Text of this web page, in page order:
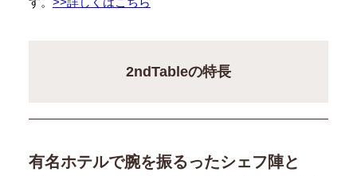
2ndTableの特長
有名ホテルで腕を振るったシェフ陣と